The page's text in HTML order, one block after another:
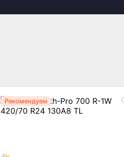
Рекомендуем